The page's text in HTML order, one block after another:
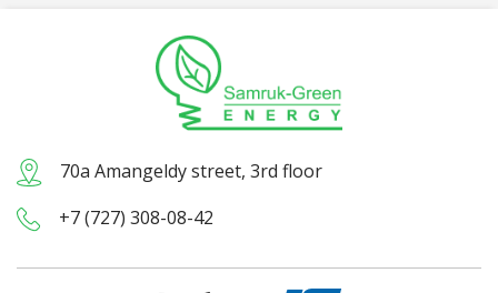
70а Amangeldy street, 3rd floor
+7 (727) 308-08-42